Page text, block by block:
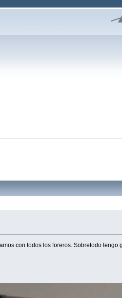
con todos los foreros. Sobretodo tengo